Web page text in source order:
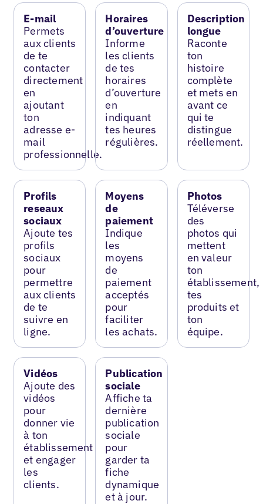
E-mail
Permets
aux clients
de te
contacter
directement
en
ajoutant
ton
adresse e-
mail
professionnelle.
Horaires
d’ouverture
Informe
les clients
de tes
horaires
d’ouverture
en
indiquant
tes heures
régulières.
Description
longue
Raconte
ton
histoire
complète
et mets en
avant ce
qui te
distingue
réellement.
Profils
reseaux
sociaux
Ajoute tes
profils
sociaux
pour
permettre
aux clients
de te
suivre en
ligne.
Moyens
de
paiement
Indique
les
moyens
de
paiement
acceptés
pour
faciliter
les achats.
Photos
Téléverse
des
photos qui
mettent
en valeur
ton
établissement,
tes
produits et
ton
équipe.
Vidéos
Ajoute des
vidéos
pour
donner vie
à ton
établissement
et engager
les
clients.
Publication
sociale
Affiche ta
dernière
publication
sociale
pour
garder ta
fiche
dynamique
et à jour.